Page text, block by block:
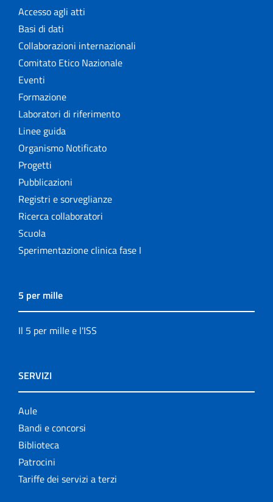
Accesso agli atti
Basi di dati
Collaborazioni internazionali
Comitato Etico Nazionale
Eventi
Formazione
Laboratori di riferimento
Linee guida
Organismo Notificato
Progetti
Pubblicazioni
Registri e sorveglianze
Ricerca collaboratori
Scuola
Sperimentazione clinica fase I
5 per mille
Il 5 per mille e l'ISS
SERVIZI
Aule
Bandi e concorsi
Biblioteca
Patrocini
Tariffe dei servizi a terzi